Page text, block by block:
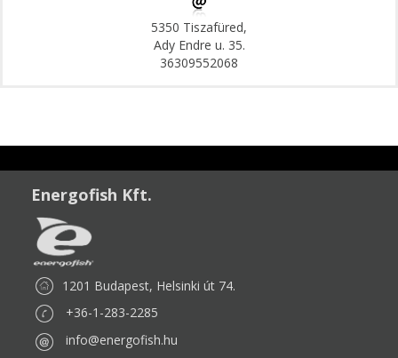
5350 Tiszafüred,
Ady Endre u. 35.
36309552068
Energofish Kft.
1201 Budapest, Helsinki út 74.
+36-1-283-2285
info@energofish.hu